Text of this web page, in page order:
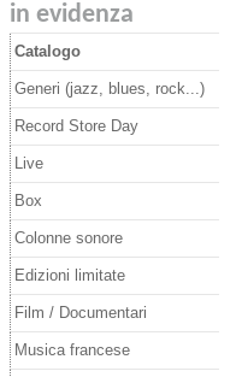
in evidenza
Catalogo
Generi (jazz, blues, rock...)
Record Store Day
Live
Box
Colonne sonore
Edizioni limitate
Film / Documentari
Musica francese